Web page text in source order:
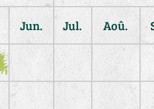
Jun. Jul. Aoû.